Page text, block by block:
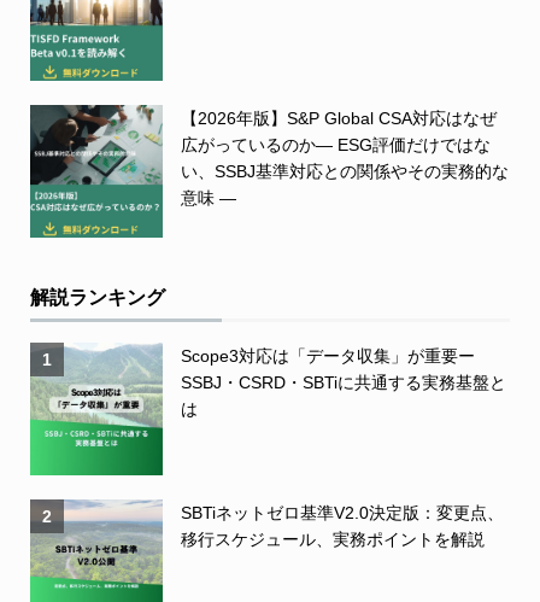
【2026年版】S&P Global CSA対応はなぜ
広がっているのか― ESG評価だけではな
い、SSBJ基準対応との関係やその実務的な
意味 ―
解説ランキング
1
Scope3対応は「データ収集」が重要ー
SSBJ・CSRD・SBTiに共通する実務基盤と
は
2
SBTiネットゼロ基準V2.0決定版：変更点、
移行スケジュール、実務ポイントを解説